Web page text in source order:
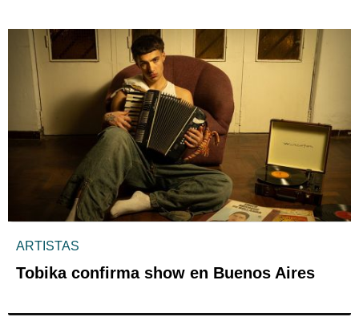
ARTISTAS
Tobika confirma show en Buenos Aires